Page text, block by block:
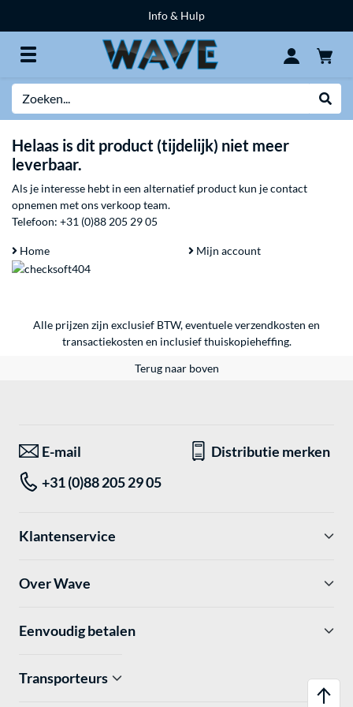
Info & Hulp
Helaas is dit product (tijdelijk) niet meer
leverbaar.
Als je interesse hebt in een alternatief product kun je contact
opnemen met ons verkoop team.
Telefoon: +31 (0)88 205 29 05
Home Mijn account
Alle prijzen zijn exclusief BTW, eventuele verzendkosten en
transactiekosten en inclusief thuiskopieheffing.
Terug naar boven
E-mail
Distributie merken
+31 (0)88 205 29 05
Klantenservice
Over Wave
Eenvoudig betalen
Transporteurs